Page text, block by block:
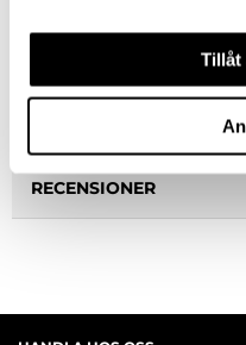
Tillåt
RECENSIONER